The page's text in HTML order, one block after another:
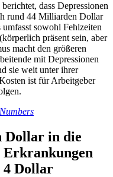
dass Depressionen
rund 44 Milliarden Dollar
sowohl Fehlzeiten
präsent sein, aber
macht den größeren
mit Depressionen
sie weit unter ihrer
ist für Arbeitgeber
Dollar in die
Erkrankungen
4 Dollar